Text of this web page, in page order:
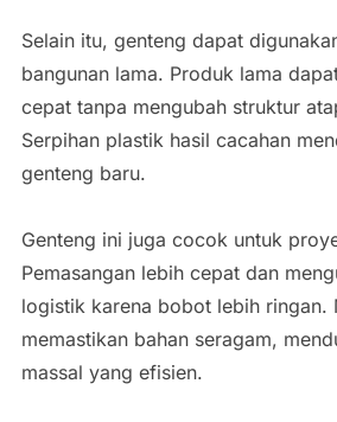
Selain itu, genteng dapat
bangunan lama. Produk lama
cepat tanpa mengubah struktur
Serpihan plastik hasil cacahan
genteng baru.
Genteng ini juga cocok untuk
Pemasangan lebih cepat dan
logistik karena bobot lebih ringan.
memastikan bahan seragam,
massal yang efisien.